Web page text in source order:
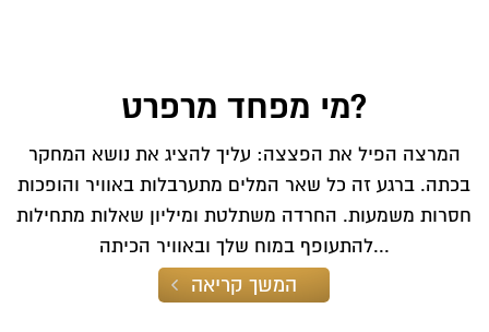
מי מפחד מרפרט?
המרצה הפיל את הפצצה: עליך להציג את נושא המחקר
בכתה. ברגע זה כל שאר המלים מתערבלות באוויר והופכות
חסרות משמעות. החרדה משתלטת ומיליון שאלות מתחילות
להתעופף במוח שלך ובאוויר הכיתה...
המשך קריאה